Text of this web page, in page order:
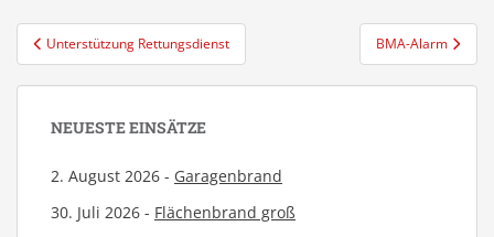
Beitragsnavigation
Unterstützung Rettungsdienst BMA-Alarm
NEUESTE EINSÄTZE
2. August 2026 - Garagenbrand
30. Juli 2026 - Flächenbrand groß